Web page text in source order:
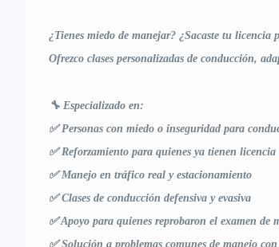
¿Tienes miedo de manejar? ¿Sacaste tu licencia
Ofrezco clases personalizadas de conducción,
🔧 Especializado en:
✅ Personas con miedo o inseguridad para
✅ Reforzamiento para quienes ya tienen licencia
✅ Manejo en tráfico real y estacionamiento
✅ Clases de conducción defensiva y evasiva
✅ Apoyo para quienes reprobaron el examen de
✅ Solución a problemas comunes de manejo